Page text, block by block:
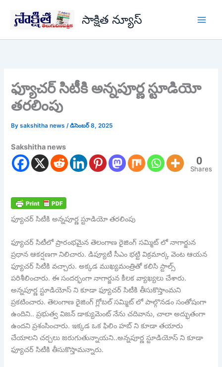
content
సాక్షిత న్యూస్
ఫ్యూచర్ సిటీకి అన్నపూర్ణ స్టూడియో
తరలింపు
Bysakshitha news/డిసెంబర్ 8, 2025
Sakshitha news
0
Shares
ఫ్యూచర్ సిటీకి అన్నపూర్ణ స్టూడియో తరలింపు
ఫ్యూచర్ సిటీలో ప్రారంభమైన తెలంగాణ రైజింగ్ సమ్మిట్ లో నాగార్జున
ప్రధాన ఆకర్షణగా నిలిచారు. డిప్యూటీ సీఎం భట్టి విక్రమార్క వెంట ఆయన
ఫ్యూచర్ సిటీకి వచ్చారు. అక్కడ ముఖ్యమంత్రితో కలిసి స్టాల్స్
పరిశీలించారు. ఈ సందర్భంగా నాగార్జున కీలక వ్యాఖ్యలు చేశారు.
అన్నపూర్ణ స్టూడియోస్ ని కూడా ఫ్యూచర్ సిటీకి తీసుకొస్తాంమని
ప్రకటించారు. తెలంగాణ రైజింగ్ గ్లోబల్ సమ్మిట్ లో పాల్గొనడం సంతోషంగా
ఉందిని.. ప్రభుత్వ విజన్ డాక్యుమెంట్ నేను చదివాను, చాలా అద్భుతంగా
ఉందని ప్రశంసించారు. ఇక్కడ ఒక ఫిలిం హబ్ ని కూడా తయారు
చేయాలని చర్చలు జరుగుతున్నాయని..అన్నపూర్ణ స్టూడియోస్ ని కూడా
ఫ్యూచర్ సిటీకి తీసుకొస్తామన్నారు.